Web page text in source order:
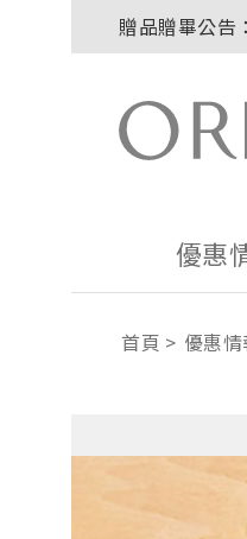
贈品贈畢公告
玉山卡友獨享
8/1~8/8．紅
贈品贈畢公告
優惠
首頁 優惠情